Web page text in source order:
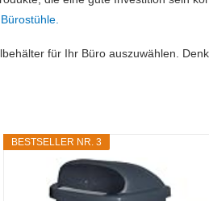
Bürostühle.
für Ihr Büro auszuwählen.
BESTSELLER NR. 3